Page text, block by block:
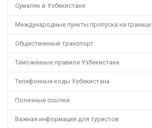
Сумаляк в Узбекистане
Международные пункты пропуска на границе
Общественный транспорт
Таможенные правила Узбекистана
Телефонные коды Узбекистана
Полезные ссылки
Важная информация для туристов